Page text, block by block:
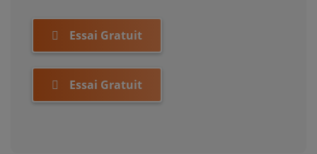
Essai Gratuit
Essai Gratuit